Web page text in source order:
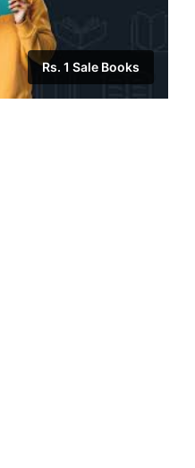
Rs. 1 Sale Books